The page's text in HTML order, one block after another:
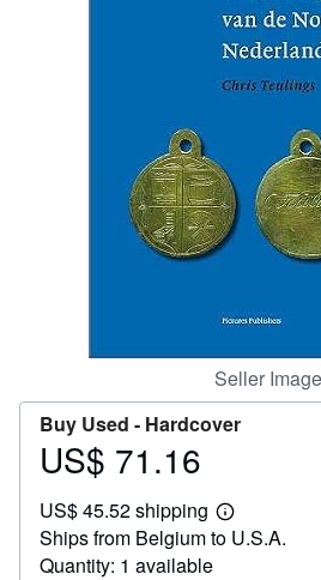
CLOSE
Seller Image
Buy Used - Hardcover
Price
71.16
US$ 71.16
US$ 45.52 shipping
Learn
more
Ships from Belgium to U.S.A.
Quantity: 1 available